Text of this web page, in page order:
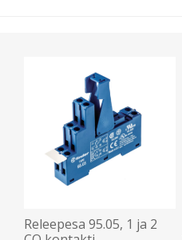
Releepesa 95.05, 1 ja 2